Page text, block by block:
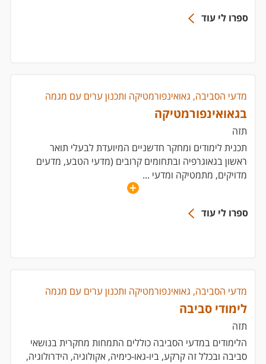
ספרו לי עוד
מדעי הסביבה, גאואינפורמטיקה ותכנון ערים עם מגמה
בגאואינפורמטיקה
תזה
תכנית לימודים ומחקר חדשניים המיועדת לבעלי תואר
ראשון בגאוגרפיה ובתחומים קרובים (מדעי הטבע, מדעים
מדויקים, מתמטיקה ומדעי ...
ספרו לי עוד
מדעי הסביבה, גאואינפורמטיקה ותכנון ערים עם מגמה
לימודי סביבה
תזה
הלימודים במדעי הסביבה כוללים התמחות מחקרית בנושאי
סביבה ובכלל זה קרקע, ביו-גאו-כימיה, אקולוגיה, הידרולוגיה,